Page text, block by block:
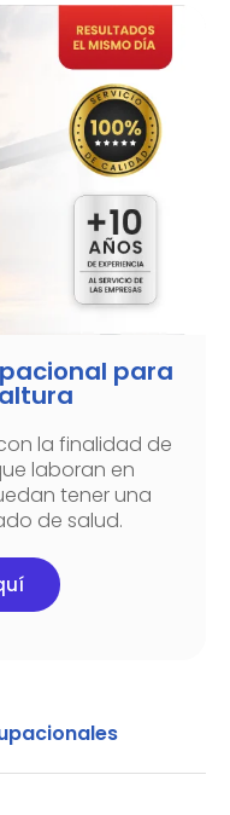
para
la finalidad de
laboran en
tener una
de salud.